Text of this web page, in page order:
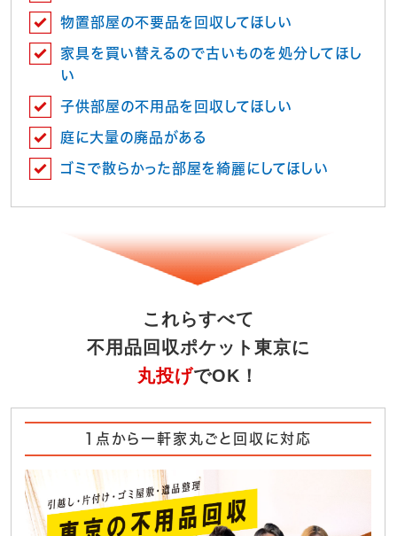
物置部屋の不要品を回収してほしい
家具を買い替えるので古いものを処分してほし
い
子供部屋の不用品を回収してほしい
庭に大量の廃品がある
ゴミで散らかった部屋を綺麗にしてほしい
これらすべて
不用品回収ポケット東京に
丸投げでOK！
1点から一軒家丸ごと回収に対応